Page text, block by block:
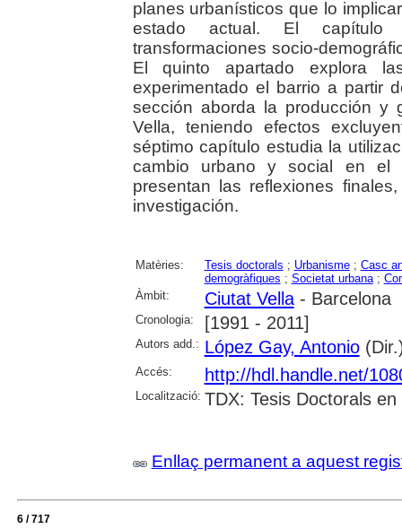
planes urbanísticos que lo
estado actual. El capítulo
transformaciones socio-
El quinto apartado explora
experimentado el barrio a partir
sección aborda la producción y
Vella, teniendo efectos
séptimo capítulo estudia la
cambio urbano y social en el
presentan las reflexiones
investigación.
Matèries: Tesis doctorals ; Urbanisme; Casc
demogràfiques ; Societat urbana;
Àmbit:
Ciutat Vella- Barcelona
Cronologia: [1991 - 2011]
Autors add.: López Gay, Antonio
Accés: http://hdl.handle.net/
Localització: TDX: Tesis Doctorals en
Enllaç permanent a aquest
6 / 717